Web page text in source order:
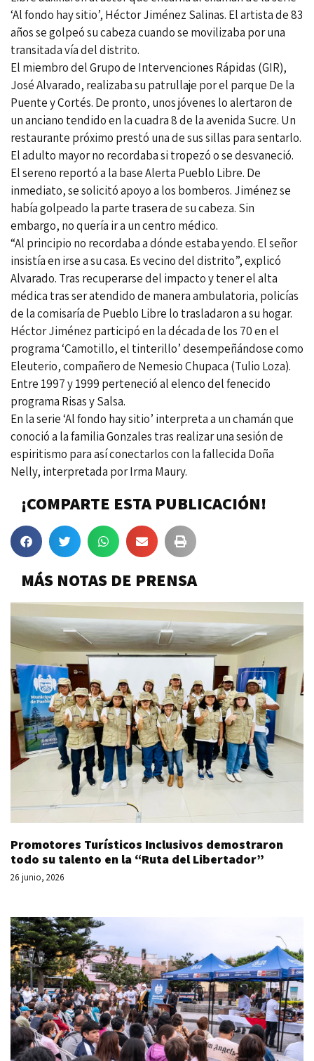
‘Al fondo hay sitio’, Héctor Jiménez Salinas. El artista de 83
años se golpeó su cabeza cuando se movilizaba por una
transitada vía del distrito.
El miembro del Grupo de Intervenciones Rápidas (GIR),
José Alvarado, realizaba su patrullaje por el parque De la
Puente y Cortés. De pronto, unos jóvenes lo alertaron de
un anciano tendido en la cuadra 8 de la avenida Sucre. Un
restaurante próximo prestó una de sus sillas para sentarlo.
El adulto mayor no recordaba si tropezó o se desvaneció.
El sereno reportó a la base Alerta Pueblo Libre. De
inmediato, se solicitó apoyo a los bomberos. Jiménez se
había golpeado la parte trasera de su cabeza. Sin
embargo, no quería ir a un centro médico.
“Al principio no recordaba a dónde estaba yendo. El señor
insistía en irse a su casa. Es vecino del distrito”, explicó
Alvarado. Tras recuperarse del impacto y tener el alta
médica tras ser atendido de manera ambulatoria, policías
de la comisaría de Pueblo Libre lo trasladaron a su hogar.
Héctor Jiménez participó en la década de los 70 en el
programa ‘Camotillo, el tinterillo’ desempeñándose como
Eleuterio, compañero de Nemesio Chupaca (Tulio Loza).
Entre 1997 y 1999 perteneció al elenco del fenecido
programa Risas y Salsa.
En la serie ‘Al fondo hay sitio’ interpreta a un chamán que
conoció a la familia Gonzales tras realizar una sesión de
espiritismo para así conectarlos con la fallecida Doña
Nelly, interpretada por Irma Maury.
¡COMPARTE ESTA PUBLICACIÓN!
MÁS NOTAS DE PRENSA
Promotores Turísticos Inclusivos demostraron
todo su talento en la “Ruta del Libertador”
26 junio, 2026